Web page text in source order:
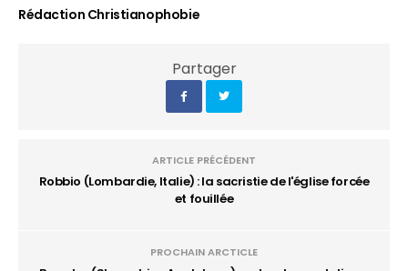
Rédaction Christianophobie
Partager
ARTICLE PRÉCÉDENT
Robbio (Lombardie, Italie) : la sacristie de l'église forcée
et fouillée
PROCHAIN ARCTICLE